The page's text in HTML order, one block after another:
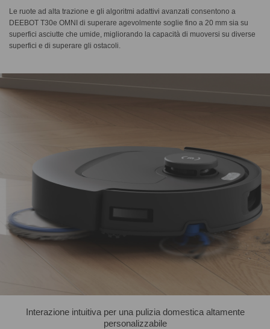
Le ruote ad alta trazione e gli algoritmi adattivi avanzati consentono a
DEEBOT T30e OMNI di superare agevolmente soglie fino a 20 mm sia su
superfici asciutte che umide, migliorando la capacità di muoversi su diverse
superfici e di superare gli ostacoli.
Interazione intuitiva per una pulizia domestica altamente
personalizzabile